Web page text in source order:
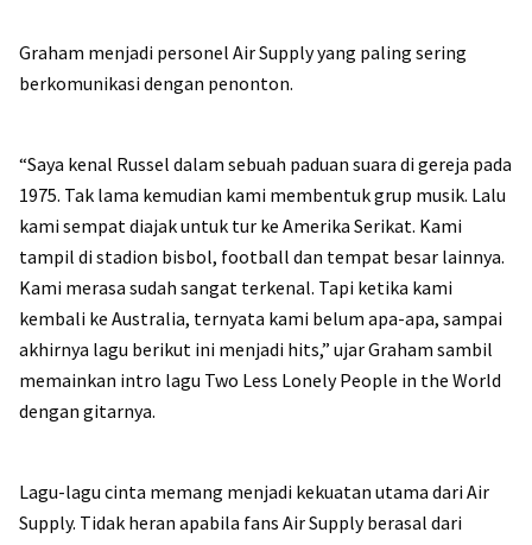
Graham menjadi personel Air Supply yang paling sering
berkomunikasi dengan penonton.
“Saya kenal Russel dalam sebuah paduan suara di gereja pada
1975. Tak lama kemudian kami membentuk grup musik. Lalu
kami sempat diajak untuk tur ke Amerika Serikat. Kami
tampil di stadion bisbol, football dan tempat besar lainnya.
Kami merasa sudah sangat terkenal. Tapi ketika kami
kembali ke Australia, ternyata kami belum apa-apa, sampai
akhirnya lagu berikut ini menjadi hits,” ujar Graham sambil
memainkan intro lagu Two Less Lonely People in the World
dengan gitarnya.
Lagu-lagu cinta memang menjadi kekuatan utama dari Air
Supply. Tidak heran apabila fans Air Supply berasal dari